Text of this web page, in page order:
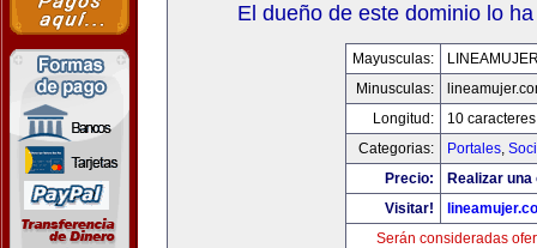
El dueño de este dominio lo
Mayusculas:
Minusculas:
Longitud:
10 caracteres
Categorias:
Portales,
Precio:
Realizar
Visitar!
Serán consideradas